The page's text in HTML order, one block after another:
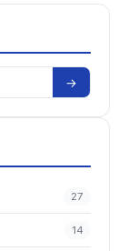
→
27
14